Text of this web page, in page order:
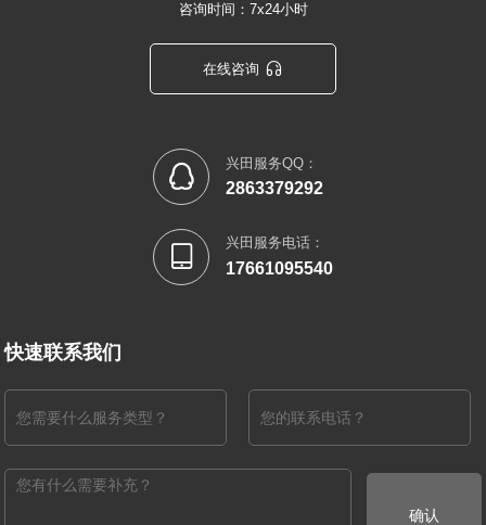
咨询时间：7x24小时
在线咨询 
 兴田服务QQ：
2863379292
 兴田服务电话：
17661095540
快速联系我们
确认